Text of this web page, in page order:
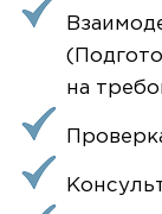
на